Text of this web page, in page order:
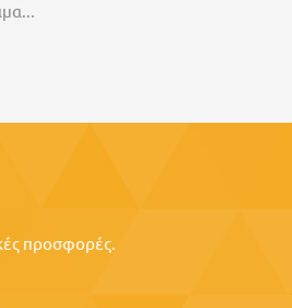
προσφορές.